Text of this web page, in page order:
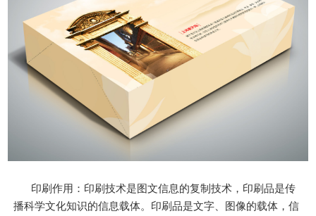
印刷作用：印刷技术是图文信息的复制技术，印刷品是传
播科学文化知识的信息载体。印刷品是文字、图像的载体，信